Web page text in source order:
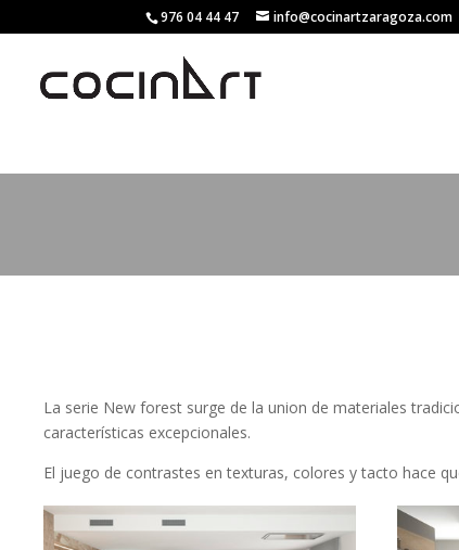
976 04 44 47 info@cocinartzaragoza.com
La serie New forest surge de la union de materiales
características excepcionales.
El juego de contrastes en texturas, colores y tacto hace